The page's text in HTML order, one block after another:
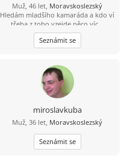
Muž, 46 let, Moravskoslezský
Hledám mladšího kamaráda a kdo ví
třeba z toho vzejde něco víc...
Seznámit se
miroslavkuba
Muž, 36 let, Moravskoslezský
Seznámit se